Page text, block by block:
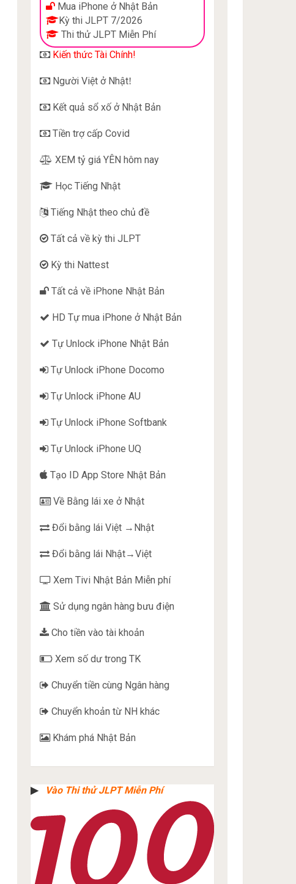
Mua iPhone ở Nhật Bản
Kỳ thi JLPT 7/2026
Thi thử JLPT Miễn Phí
Kiến thức Tài Chính!
Người Việt ở Nhật!
Kết quả sổ xố ở Nhật Bản
Tiền trợ cấp Covid
XEM tỷ giá YÊN hôm nay
Học Tiếng Nhật
Tiếng Nhật theo chủ đề
Tất cả về kỳ thi JLPT
Kỳ thi Nattest
Tất cả về iPhone Nhật Bản
HD Tự mua iPhone ở Nhật Bản
Tự Unlock iPhone Nhật Bản
Tự Unlock iPhone Docomo
Tự Unlock iPhone AU
Tự Unlock iPhone Softbank
Tự Unlock iPhone UQ
Tạo ID App Store Nhật Bản
Về Bằng lái xe ở Nhật
Đổi bằng lái Việt →Nhật
Đổi bằng lái Nhật→Việt
Xem Tivi Nhật Bản Miễn phí
Sử dụng ngân hàng bưu điện
Cho tiền vào tài khoản
Xem số dư trong TK
Chuyển tiền cùng Ngân hàng
Chuyển khoản từ NH khác
Khám phá Nhật Bản
▶︎ Vào Thi thử JLPT Miễn Phí